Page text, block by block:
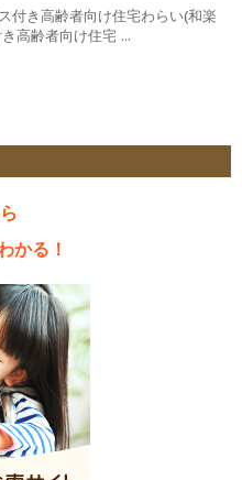
付き高齢者向け住宅わらい(和楽
高齢者向け住宅 ...
かる！